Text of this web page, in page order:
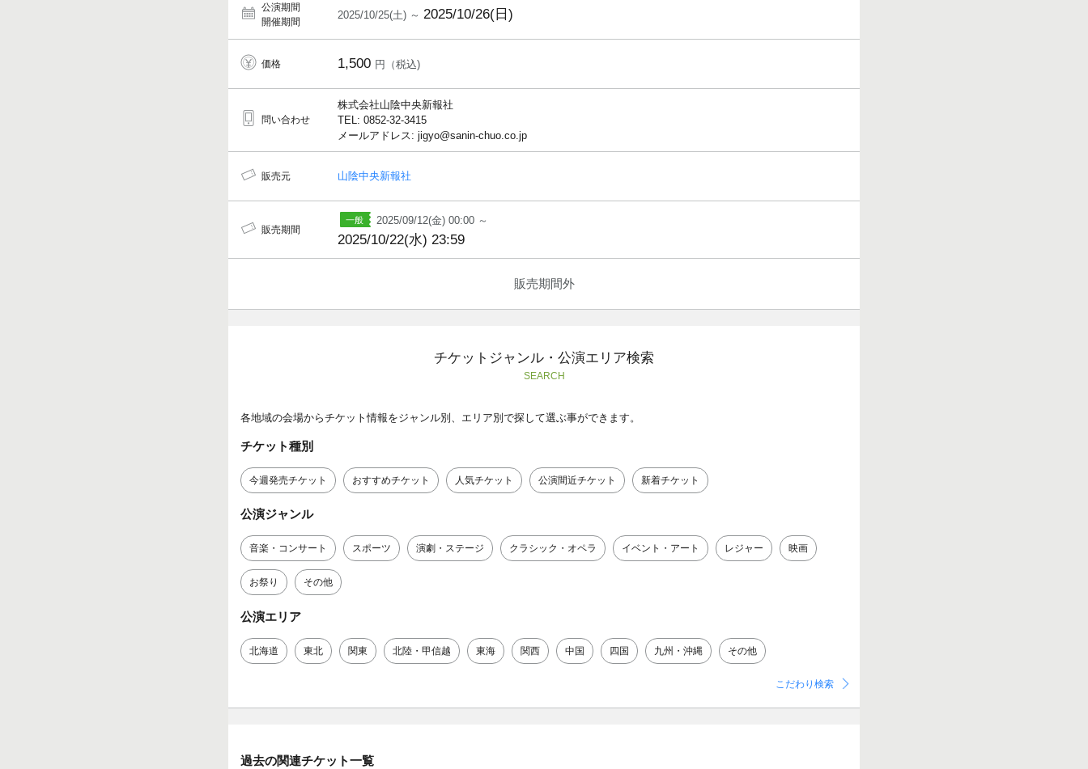
公演期間
開催期間
2025/10/25(土) ～ 2025/10/26(日)
価格 1,500 円（税込)
問い合わせ
株式会社山陰中央新報社
TEL: 0852-32-3415
メールアドレス: jigyo@sanin-chuo.co.jp
販売元 山陰中央新報社
販売期間
2025/09/12(金) 00:00 ～
2025/10/22(水) 23:59
販売期間外
チケットジャンル・公演エリア検索
SEARCH
各地域の会場からチケット情報をジャンル別、エリア別で探して選ぶ事ができます。
チケット種別
今週発売チケット おすすめチケット 人気チケット 公演間近チケット 新着チケット
公演ジャンル
音楽・コンサート スポーツ 演劇・ステージ クラシック・オペラ イベント・アート レジャー 映画
お祭り その他
公演エリア
北海道 東北 関東 北陸・甲信越 東海 関西 中国 四国 九州・沖縄 その他
こだわり検索
過去の関連チケット一覧